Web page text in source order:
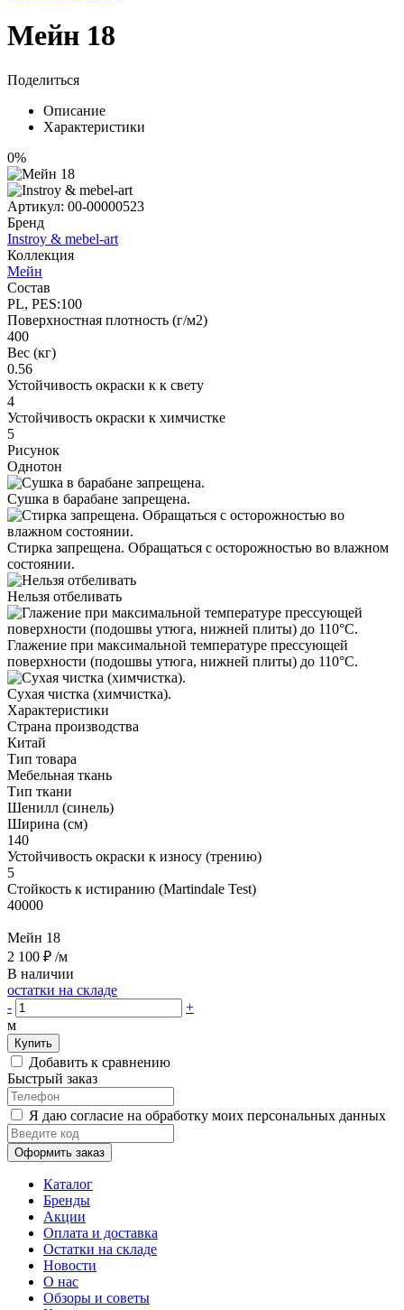
Мейн 18
Поделиться
Описание
Характеристики
0%
Артикул: 00-00000523
Бренд
Instroy & mebel-art
Коллекция
Мейн
Состав
PL, PES:100
Поверхностная плотность (г/м2)
400
Вес (кг)
0.56
Устойчивость окраски к к свету
4
Устойчивость окраски к химчистке
5
Рисунок
Однотон
Сушка в барабане запрещена.
Стирка запрещена. Обращаться с осторожностью во влажном
состоянии.
Нельзя отбеливать
Глажение при максимальной температуре прессующей
поверхности (подошвы утюга, нижней плиты) до 110°С.
Cухая чистка (химчистка).
Характеристики
Страна производства
Китай
Тип товара
Мебельная ткань
Тип ткани
Шенилл (синель)
Ширина (см)
140
Устойчивость окраски к износу (трению)
5
Стойкость к истиранию (Martindale Test)
40000
Мейн 18
2 100 ₽ /м
В наличии
остатки на складе
-
+
м
Купить
Добавить к сравнению
Быстрый заказ
Я даю согласие на обработку моих персональных данных
Оформить заказ
Каталог
Бренды
Акции
Оплата и доставка
Остатки на складе
Новости
О нас
Обзоры и советы